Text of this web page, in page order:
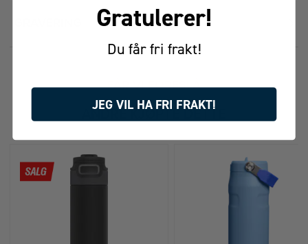
FÅR VI FORESLÅ
ANDRE KJØPTE DETTE
Gratulerer!
Du får fri frakt!
JEG VIL HA FRI FRAKT!